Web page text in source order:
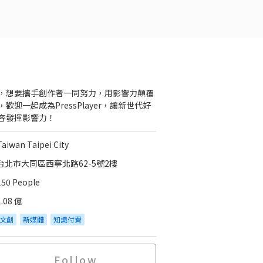
想要攜手創作者一同努力，用影響力顛覆
歡迎一起成為PressPlayer，讓新世代好
發揮影響力！
Taipei City
北市大同區西寧北路62-5號2樓
People
億
文創 新媒體 知識付費
Follow